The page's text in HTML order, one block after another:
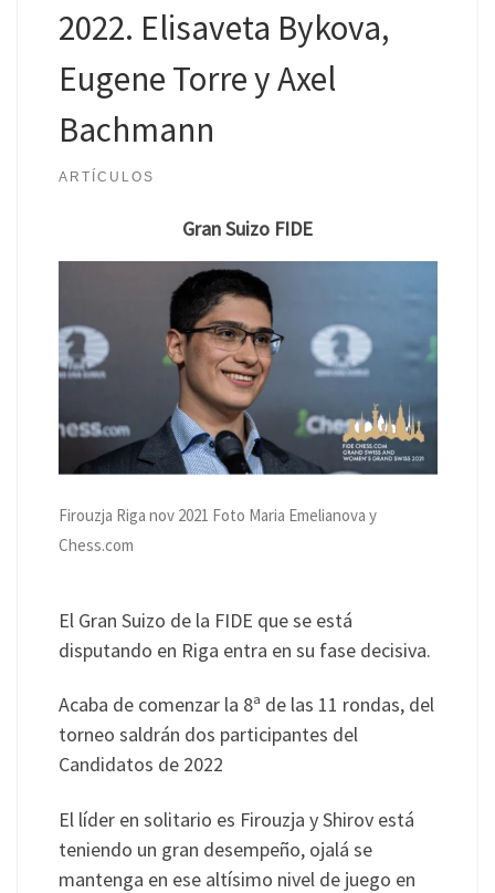
2022. Elisaveta Bykova,
Eugene Torre y Axel
Bachmann
ARTÍCULOS
Gran Suizo FIDE
Firouzja Riga nov 2021 Foto Maria Emelianova y
Chess.com
El Gran Suizo de la FIDE que se está
disputando en Riga entra en su fase decisiva.
Acaba de comenzar la 8ª de las 11 rondas, del
torneo saldrán dos participantes del
Candidatos de 2022
El líder en solitario es Firouzja y Shirov está
teniendo un gran desempeño, ojalá se
mantenga en ese altísimo nivel de juego en